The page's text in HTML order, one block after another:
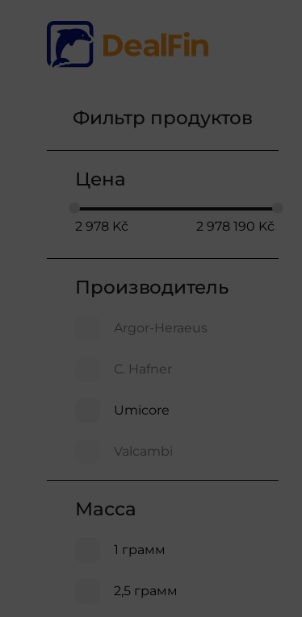
Фильтр продуктов
Цена
2 978 Kč 2 978 190 Kč
Производитель
Argor-Heraeus
C. Hafner
Umicore
Valcambi
Масса
1 грамм
2,5 грамм